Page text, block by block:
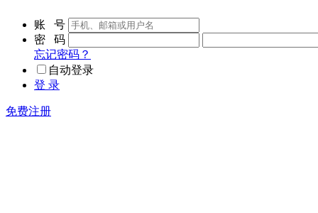
账 号
密 码
忘记密码？
自动登录
登 录
免费注册